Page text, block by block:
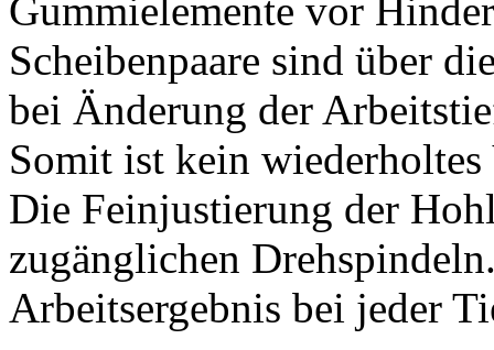
Gummielemente vor
Scheibenpaare sind über
bei Änderung der
Somit ist kein
Die Feinjustierung der
zugänglichen
Arbeitsergebnis bei jeder